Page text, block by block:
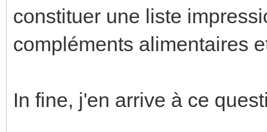
constituer une liste
compléments alimentaires
In fine, j'en arrive à ce